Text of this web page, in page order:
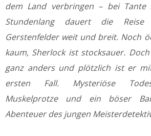
dem Land verbringen – bei Tante
Stundenlang dauert die
Gerstenfelder weit und breit. Noch
kaum, Sherlock ist stocksauer.
ganz anders und plötzlich ist er
ersten Fall. Mysteriöse
Muskelprotze und ein böser
Abenteuer des jungen